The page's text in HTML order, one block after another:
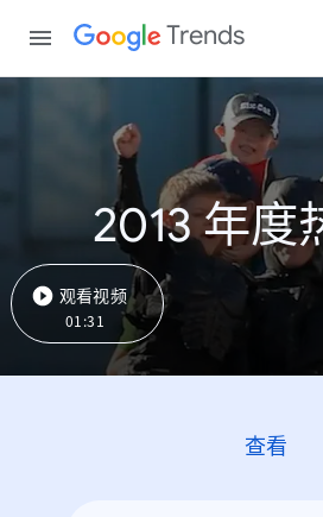
Trends
2013 年度
观看视频
01:31
查看